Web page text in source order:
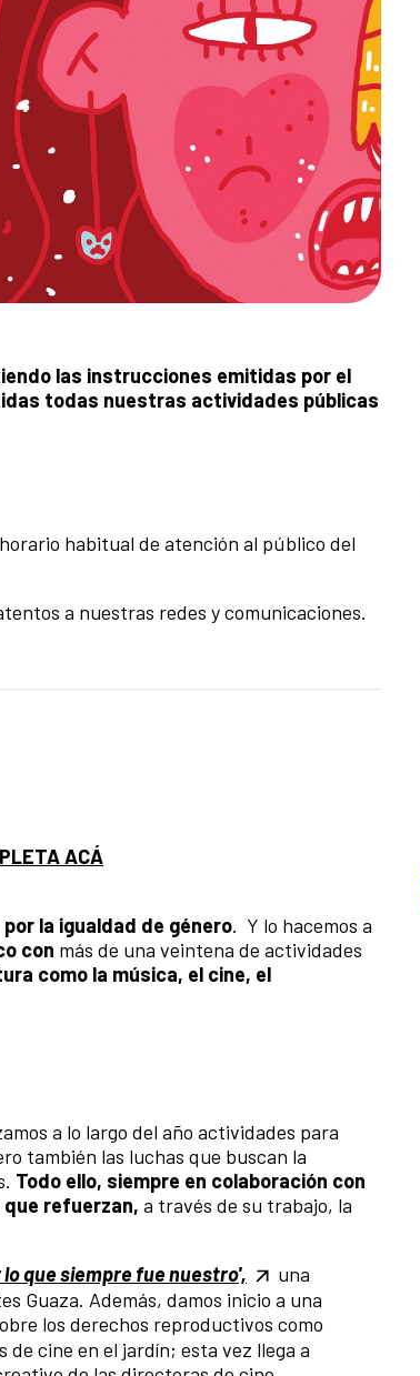
las instrucciones emitidas por el
todas nuestras actividades públicas
habitual de atención al público del
a nuestras redes y comunicaciones.
ACÁ
la igualdad de género. Y lo hacemos a
con más de una veintena de actividades
como la música, el cine, el
a lo largo del año actividades para
también las luchas que buscan la
Todo ello, siempre en colaboración con
refuerzan, a través de su trabajo, la
que siempre fue nuestro',
una
Guaza. Además, damos inicio a una
los derechos reproductivos como
cine en el jardín; esta vez llega a